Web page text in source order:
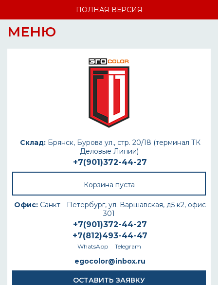
ПОЛНАЯ ВЕРСИЯ
МЕНЮ
Склад:Брянск, Бурова ул., стр. 20/18 (терминал ТК
Деловые Линии)
+7(901)372-44-27
Корзина пуста
Офис: Санкт - Петербург, ул. Варшавская, д5 к2, офис
301
+7(901)372-44-27
+7(812)493-44-47
WhatsApp Telegram
egocolor@inbox.ru
ОСТАВИТЬ ЗАЯВКУ